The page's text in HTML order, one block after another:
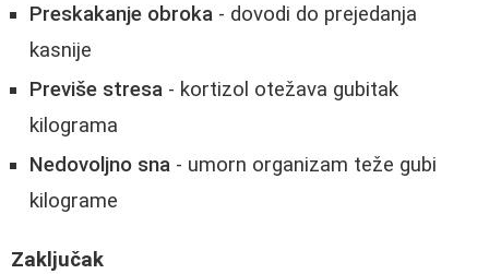
Preskakanje obroka - dovodi do prejedanja
kasnije
Previše stresa - kortizol otežava gubitak
kilograma
Nedovoljno sna - umorn organizam teže gubi
kilograme
Zaključak